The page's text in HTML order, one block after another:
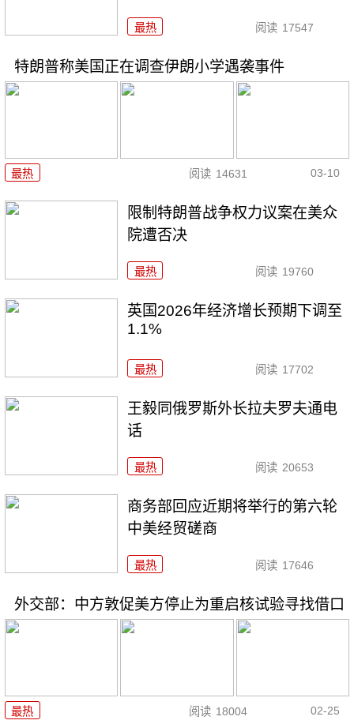
最热 阅读 17547
特朗普称美国正在调查伊朗小学遇袭事件
最热 阅读 14631 03-10
限制特朗普战争权力议案在美众
院遭否决
最热 阅读 19760
英国2026年经济增长预期下调至
1.1%
最热 阅读 17702
王毅同俄罗斯外长拉夫罗夫通电
话
最热 阅读 20653
商务部回应近期将举行的第六轮
中美经贸磋商
最热 阅读 17646
外交部：中方敦促美方停止为重启核试验寻找借口
最热 阅读 18004 02-25